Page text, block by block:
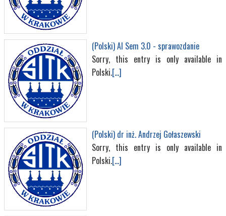
(Polski) AI Sem 3.0 - sprawozdanie
Sorry, this entry is only available in
Polski.[...]
(Polski) dr inż. Andrzej Gołaszewski
Sorry, this entry is only available in
Polski.[...]